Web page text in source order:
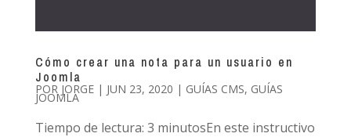
Cómo crear una nota para un usuario en
Joomla
POR JORGE| JUN 23, 2020 | GUÍAS CMS, GUÍAS
JOOMLA
Tiempo de lectura: 3 minutosEn este instructivo